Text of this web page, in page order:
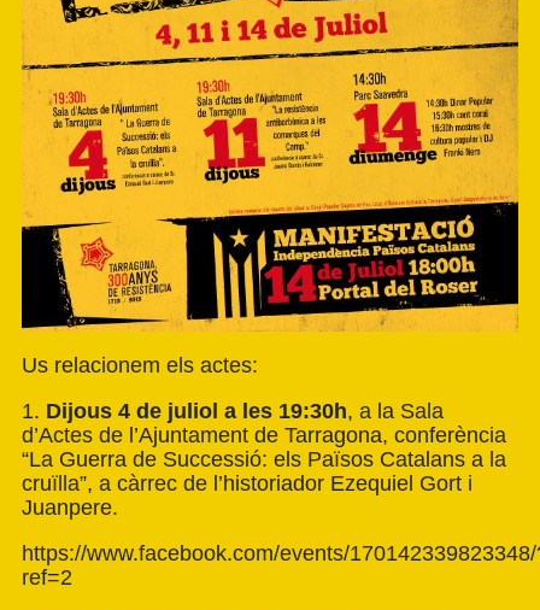
Us relacionem els actes:
1. Dijous 4 de juliol a les 19:30h, a la Sala
d’Actes de l’Ajuntament de Tarragona, conferència
“La Guerra de Successió: els Països Catalans a la
cruïlla”, a càrrec de l’historiador Ezequiel Gort i
Juanpere.
https://www.facebook.com/events/
ref=2